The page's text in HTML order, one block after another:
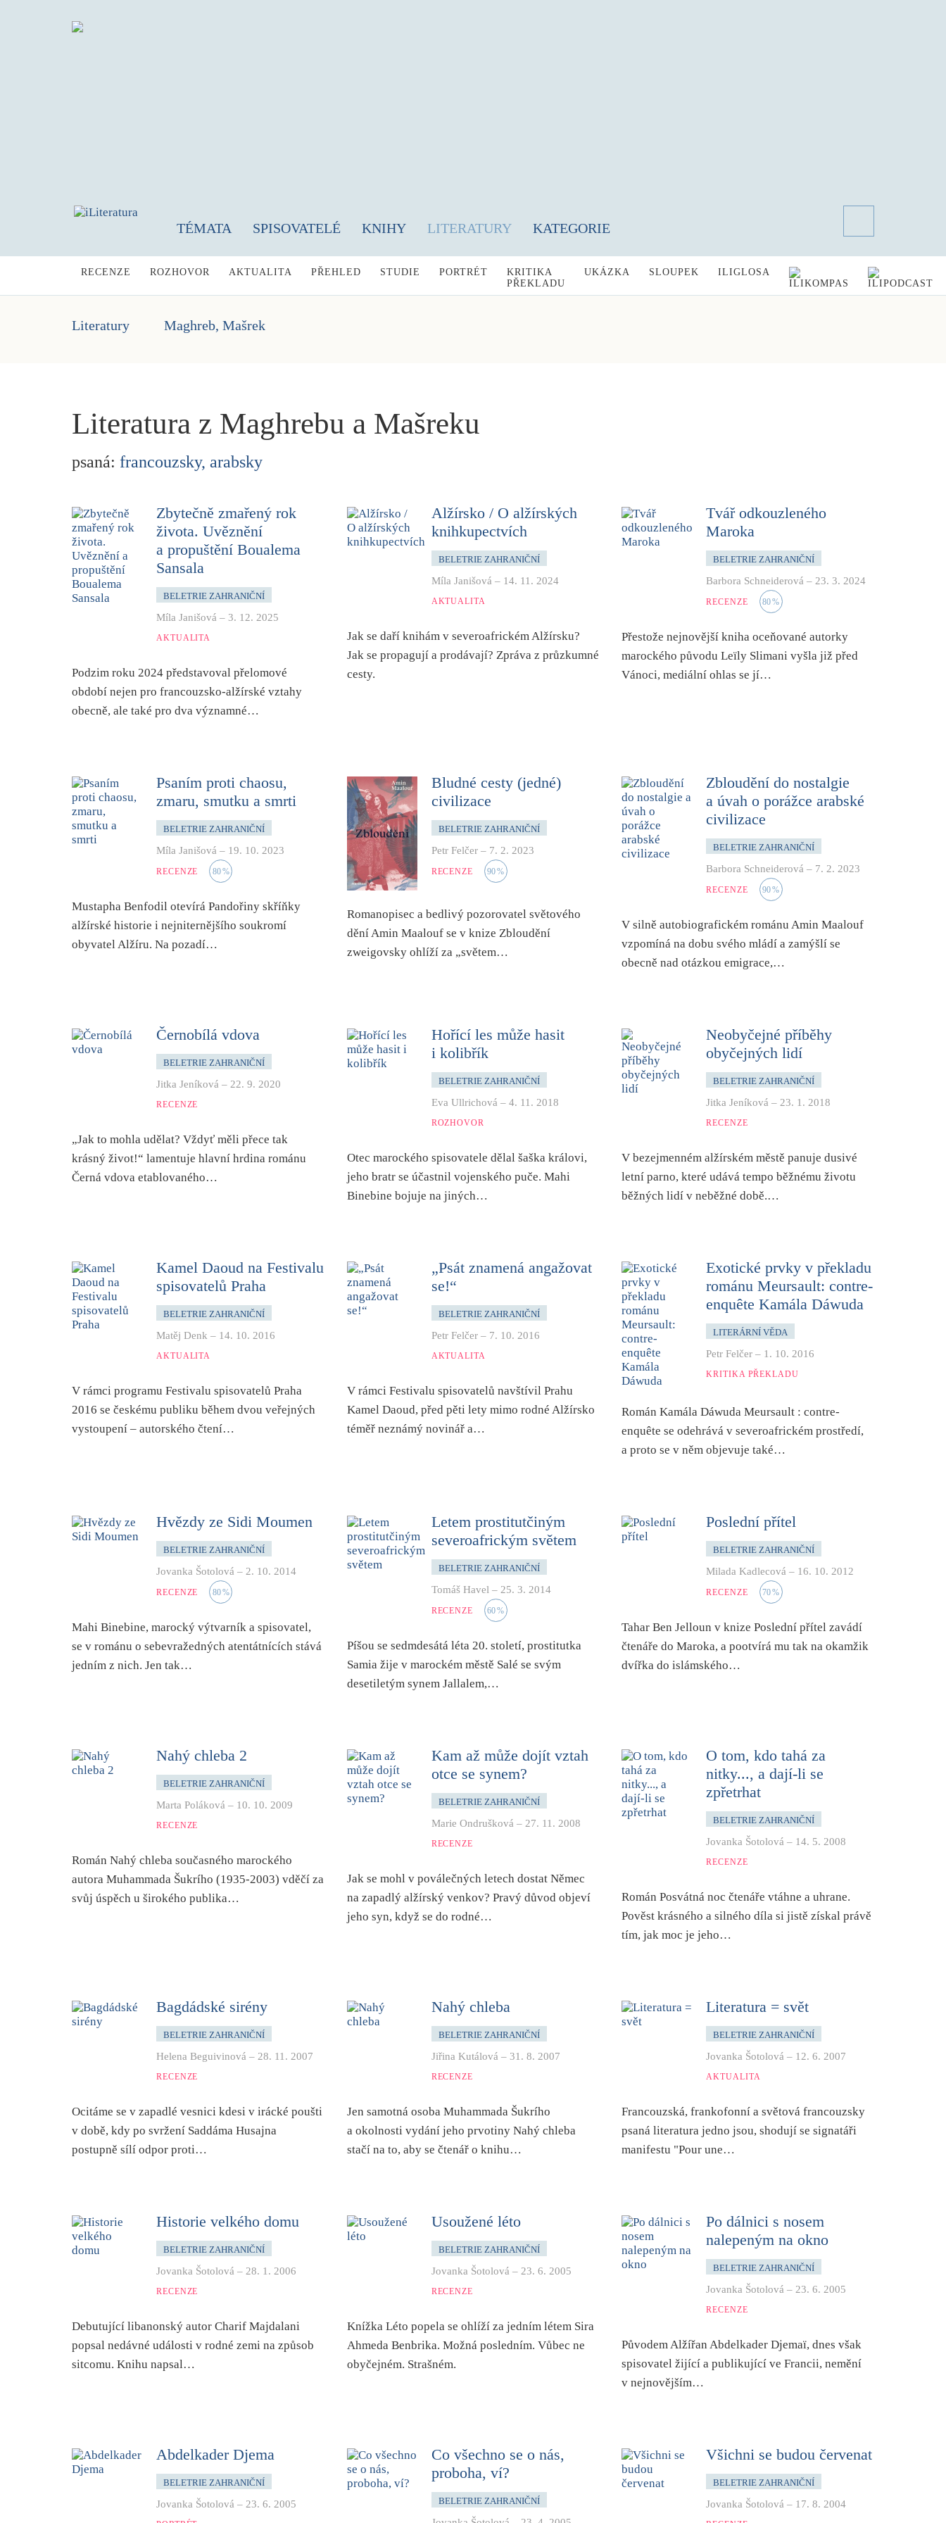
TÉMATA SPISOVATELÉ KNIHY LITERATURY KATEGORIE
RECENZE ROZHOVOR AKTUALITA PŘEHLED STUDIE PORTRÉT
KRITIKA
PŘEKLADU
UKÁZKA SLOUPEK ILIGLOSA
Literatury Maghreb, Mašrek
Literatura z Maghrebu a Mašreku
psaná: francouzsky, arabsky
Zbytečně zmařený rok
života. Uvěznění
a propuštění Boualema
Sansala
BELETRIE ZAHRANIČNÍ
Míla Janišová – 3. 12. 2025
AKTUALITA
Podzim roku 2024 představoval přelomové
období nejen pro francouzsko-alžírské vztahy
obecně, ale také pro dva významné…
Alžírsko / O alžírských
knihkupectvích
BELETRIE ZAHRANIČNÍ
Míla Janišová – 14. 11. 2024
AKTUALITA
Jak se daří knihám v severoafrickém Alžírsku?
Jak se propagují a prodávají? Zpráva z průzkumné
cesty.
Tvář odkouzleného
Maroka
BELETRIE ZAHRANIČNÍ
Barbora Schneiderová – 23. 3. 2024
RECENZE 80%
Přestože nejnovější kniha oceňované autorky
marockého původu Leïly Slimani vyšla již před
Vánoci, mediální ohlas se jí…
Psaním proti chaosu,
zmaru, smutku a smrti
BELETRIE ZAHRANIČNÍ
Míla Janišová – 19. 10. 2023
RECENZE 80%
Mustapha Benfodil otevírá Pandořiny skříňky
alžírské historie i nejniternějšího soukromí
obyvatel Alžíru. Na pozadí…
Bludné cesty (jedné)
civilizace
BELETRIE ZAHRANIČNÍ
Petr Felčer – 7. 2. 2023
RECENZE 90%
Romanopisec a bedlivý pozorovatel světového
dění Amin Maalouf se v knize Zbloudění
zweigovsky ohlíží za „světem…
Zbloudění do nostalgie
a úvah o porážce arabské
civilizace
BELETRIE ZAHRANIČNÍ
Barbora Schneiderová – 7. 2. 2023
RECENZE 90%
V silně autobiografickém románu Amin Maalouf
vzpomíná na dobu svého mládí a zamýšlí se
obecně nad otázkou emigrace,…
Černobílá vdova
BELETRIE ZAHRANIČNÍ
Jitka Jeníková – 22. 9. 2020
RECENZE
„Jak to mohla udělat? Vždyť měli přece tak
krásný život!“ lamentuje hlavní hrdina románu
Černá vdova etablovaného…
Hořící les může hasit
i kolibřík
BELETRIE ZAHRANIČNÍ
Eva Ullrichová – 4. 11. 2018
ROZHOVOR
Otec marockého spisovatele dělal šaška královi,
jeho bratr se účastnil vojenského puče. Mahi
Binebine bojuje na jiných…
Neobyčejné příběhy
obyčejných lidí
BELETRIE ZAHRANIČNÍ
Jitka Jeníková – 23. 1. 2018
RECENZE
V bezejmenném alžírském městě panuje dusivé
letní parno, které udává tempo běžnému životu
běžných lidí v neběžné době.…
Kamel Daoud na Festivalu
spisovatelů Praha
BELETRIE ZAHRANIČNÍ
Matěj Denk – 14. 10. 2016
AKTUALITA
V rámci programu Festivalu spisovatelů Praha
2016 se českému publiku během dvou veřejných
vystoupení – autorského čtení…
„Psát znamená angažovat
se!“
BELETRIE ZAHRANIČNÍ
Petr Felčer – 7. 10. 2016
AKTUALITA
V rámci Festivalu spisovatelů navštívil Prahu
Kamel Daoud, před pěti lety mimo rodné Alžírsko
téměř neznámý novinář a…
Exotické prvky v překladu
románu Meursault: contre-
enquête Kamála Dáwuda
LITERÁRNÍ VĚDA
Petr Felčer – 1. 10. 2016
KRITIKA PŘEKLADU
Román Kamála Dáwuda Meursault : contre-
enquête se odehrává v severoafrickém prostředí,
a proto se v něm objevuje také…
Hvězdy ze Sidi Moumen
BELETRIE ZAHRANIČNÍ
Jovanka Šotolová – 2. 10. 2014
RECENZE 80%
Mahi Binebine, marocký výtvarník a spisovatel,
se v románu o sebevražedných atentátnících stává
jedním z nich. Jen tak…
Letem prostitutčiným
severoafrickým světem
BELETRIE ZAHRANIČNÍ
Tomáš Havel – 25. 3. 2014
RECENZE 60%
Píšou se sedmdesátá léta 20. století, prostitutka
Samia žije v marockém městě Salé se svým
desetiletým synem Jallalem,…
Poslední přítel
BELETRIE ZAHRANIČNÍ
Milada Kadlecová – 16. 10. 2012
RECENZE 70%
Tahar Ben Jelloun v knize Poslední přítel zavádí
čtenáře do Maroka, a pootvírá mu tak na okamžik
dvířka do islámského…
Nahý chleba 2
BELETRIE ZAHRANIČNÍ
Marta Poláková – 10. 10. 2009
RECENZE
Román Nahý chleba současného marockého
autora Muhammada Šukrího (1935-2003) vděčí za
svůj úspěch u širokého publika…
Kam až může dojít vztah
otce se synem?
BELETRIE ZAHRANIČNÍ
Marie Ondrušková – 27. 11. 2008
RECENZE
Jak se mohl v poválečných letech dostat Němec
na zapadlý alžírský venkov? Pravý důvod objeví
jeho syn, když se do rodné…
O tom, kdo tahá za
nitky..., a dají-li se
zpřetrhat
BELETRIE ZAHRANIČNÍ
Jovanka Šotolová – 14. 5. 2008
RECENZE
Román Posvátná noc čtenáře vtáhne a uhrane.
Pověst krásného a silného díla si jistě získal právě
tím, jak moc je jeho…
Bagdádské sirény
BELETRIE ZAHRANIČNÍ
Helena Beguivinová – 28. 11. 2007
RECENZE
Ocitáme se v zapadlé vesnici kdesi v irácké poušti
v době, kdy po svržení Saddáma Husajna
postupně sílí odpor proti…
Nahý chleba
BELETRIE ZAHRANIČNÍ
Jiřina Kutálová – 31. 8. 2007
RECENZE
Jen samotná osoba Muhammada Šukrího
a okolnosti vydání jeho prvotiny Nahý chleba
stačí na to, aby se čtenář o knihu…
Literatura = svět
BELETRIE ZAHRANIČNÍ
Jovanka Šotolová – 12. 6. 2007
AKTUALITA
Francouzská, frankofonní a světová francouzsky
psaná literatura jedno jsou, shodují se signatáři
manifestu "Pour une…
Historie velkého domu
BELETRIE ZAHRANIČNÍ
Jovanka Šotolová – 28. 1. 2006
RECENZE
Debutující libanonský autor Charif Majdalani
popsal nedávné události v rodné zemi na způsob
sitcomu. Knihu napsal…
Usoužené léto
BELETRIE ZAHRANIČNÍ
Jovanka Šotolová – 23. 6. 2005
RECENZE
Knížka Léto popela se ohlíží za jedním létem Sira
Ahmeda Benbrika. Možná posledním. Vůbec ne
obyčejném. Strašném.
Po dálnici s nosem
nalepeným na okno
BELETRIE ZAHRANIČNÍ
Jovanka Šotolová – 23. 6. 2005
RECENZE
Původem Alžířan Abdelkader Djemaï, dnes však
spisovatel žijící a publikující ve Francii, nemění
v nejnovějším…
Abdelkader Djema
BELETRIE ZAHRANIČNÍ
Jovanka Šotolová – 23. 6. 2005
Co všechno se o nás,
proboha, ví?
BELETRIE ZAHRANIČNÍ
Všichni se budou červenat
BELETRIE ZAHRANIČNÍ
Jovanka Šotolová – 17. 8. 2004